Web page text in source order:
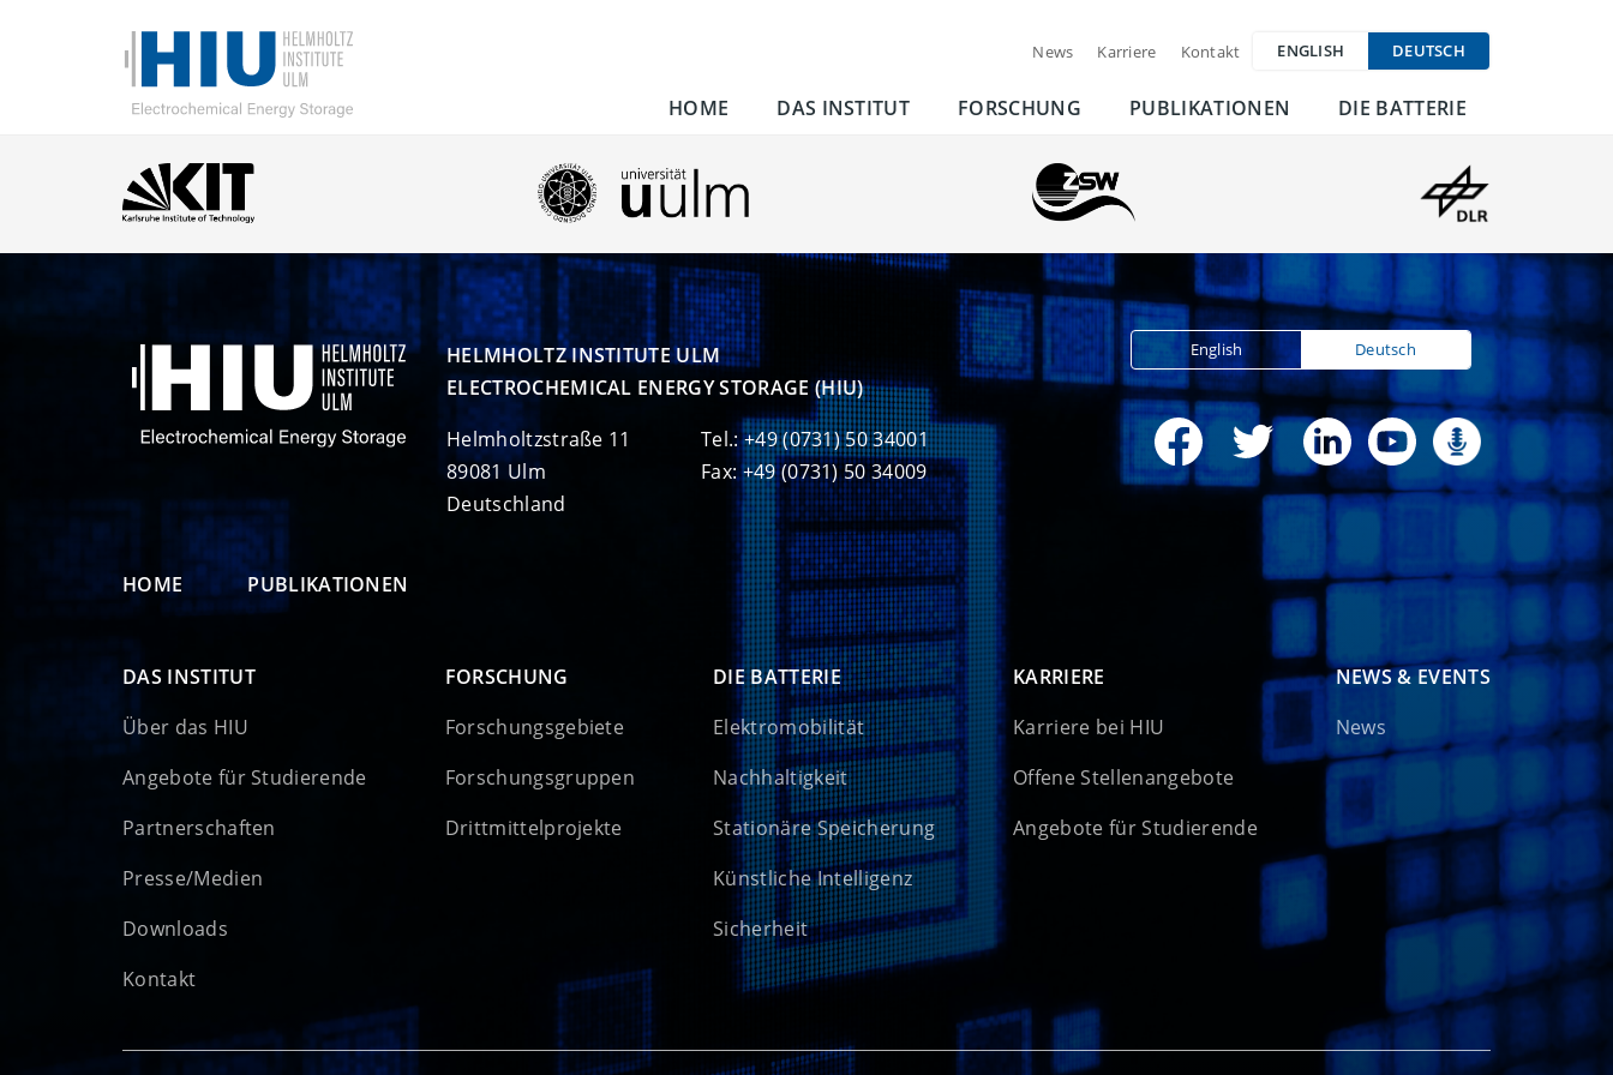
News Karriere Kontakt ENGLISH DEUTSCH
HOME DAS INSTITUT FORSCHUNG PUBLIKATIONEN DIE BATTERIE
HELMHOLTZ INSTITUTE ULM
ELECTROCHEMICAL ENERGY STORAGE (HIU)
Helmholtzstraße 11
89081 Ulm
Deutschland
Tel.: +49 (0731) 50 34001
Fax: +49 (0731) 50 34009
English Deutsch
HOME PUBLIKATIONEN
DAS INSTITUT
Über das HIU
Angebote für Studierende
Partnerschaften
Presse/Medien
Downloads
Kontakt
FORSCHUNG
Forschungsgebiete
Forschungsgruppen
Drittmittelprojekte
DIE BATTERIE
Elektromobilität
Nachhaltigkeit
Stationäre Speicherung
Künstliche Intelligenz
Sicherheit
KARRIERE
Karriere bei HIU
Offene Stellenangebote
Angebote für Studierende
NEWS & EVENTS
News